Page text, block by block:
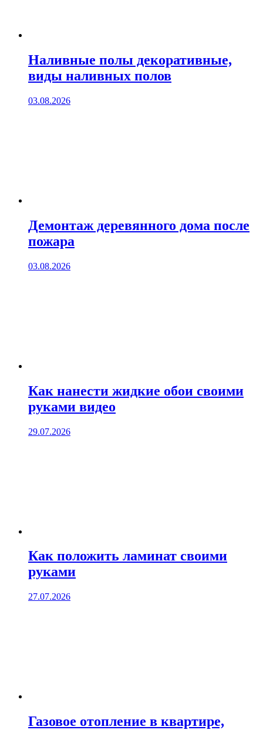
Наливные полы декоративные,
виды наливных полов
03.08.2026
Демонтаж деревянного дома после
пожара
03.08.2026
Как нанести жидкие обои своими
руками видео
29.07.2026
Как положить ламинат своими
руками
27.07.2026
Газовое отопление в квартире,